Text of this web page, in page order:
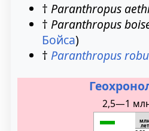
† Paranthropus
† Paranthropus
Бойса)
† Paranthropus
2,5—1
млн
лет